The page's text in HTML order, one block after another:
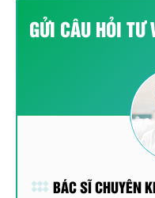
GỬI CÂU HỎI TƯ
BÁC SĨ CHUYÊN